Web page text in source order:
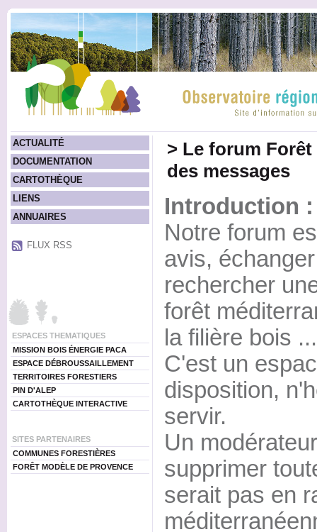
ACTUALITÉ
DOCUMENTATION
CARTOTHÈQUE
LIENS
ANNUAIRES
FLUX RSS
ESPACES THEMATIQUES
MISSION BOIS ÉNERGIE PACA
ESPACE DÉBROUSSAILLEMENT
TERRITOIRES FORESTIERS
PIN D'ALEP
CARTOTHÈQUE INTERACTIVE
SITES PARTENAIRES
COMMUNES FORESTIÈRES
FORÊT MODÈLE DE PROVENCE
> Le forum
des messages
Introduction :
Notre forum
avis,
rechercher
forêt
la filière bois
C'est un
disposition,
servir.
Un
supprimer
serait pas en